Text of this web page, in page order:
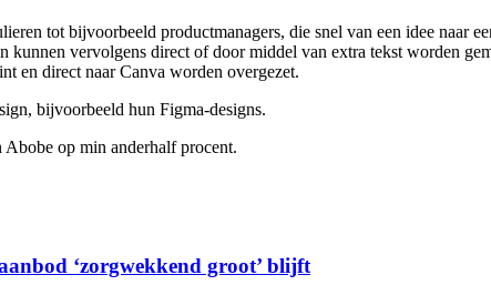
tot bijvoorbeeld productmanagers, die snel van een idee naar
kunnen vervolgens direct of door middel van extra tekst worden
en direct naar Canva worden overgezet.
bijvoorbeeld hun Figma-designs.
op min anderhalf procent.
‘zorgwekkend groot’ blijft